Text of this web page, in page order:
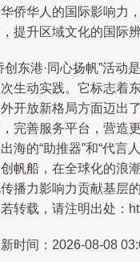
侨华人的国际影响力
提升区域文化的国际
创东港·同心扬帆”活动
生动实践。它标志着
开放新格局方面迈出
完善服务平台，营造
海的“助推器”和“代言
帆船，在全球化的浪
播力影响力贡献基层
转载，请注明出处：
时间：2026-08-08